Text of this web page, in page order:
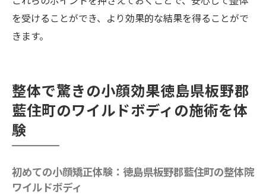
を受けることができ、より効果的な結果を得ることがで
きます。
整体で驚きの小顔効果徳島県板野郡
藍住町のワイルドボディの施術を体
験
初めての小顔矯正体験：徳島県板野郡藍住町の整体院
ワイルドボディ